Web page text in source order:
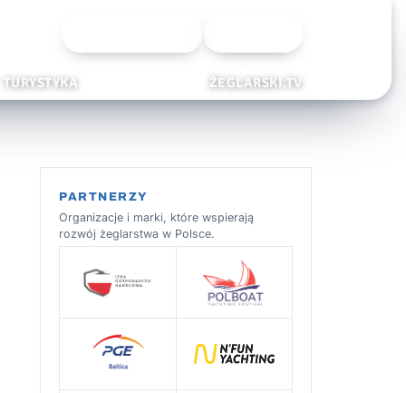
TURYSTYKA ŻEGLARSKI.TV
PARTNERZY
Organizacje i marki, które wspierają
rozwój żeglarstwa w Polsce.